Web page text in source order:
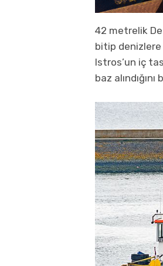
42 metrelik
bitip
Istros’un iç
baz